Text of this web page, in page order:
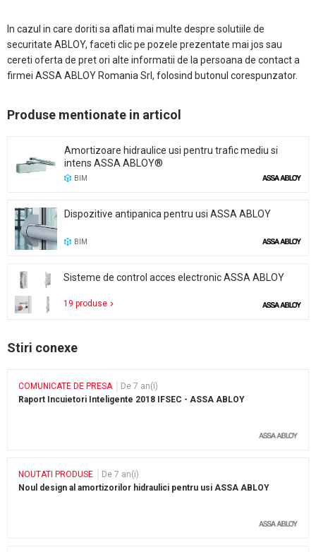
In cazul in care doriti sa aflati mai multe despre solutiile de
securitate ABLOY, faceti clic pe pozele prezentate mai jos sau
cereti oferta de pret ori alte informatii de la persoana de contact a
firmei ASSA ABLOY Romania Srl, folosind butonul corespunzator.
Produse mentionate in articol
Amortizoare hidraulice usi pentru trafic mediu si
intens ASSA ABLOY®
BIM
Dispozitive antipanica pentru usi ASSA ABLOY
BIM
Sisteme de control acces electronic ASSA ABLOY
19 produse
Stiri conexe
COMUNICATE DE PRESA
De 7 an(i)
Raport Incuietori Inteligente 2018 IFSEC - ASSA ABLOY
NOUTATI PRODUSE
De 7 an(i)
Noul design al amortizorilor hidraulici pentru usi ASSA ABLOY